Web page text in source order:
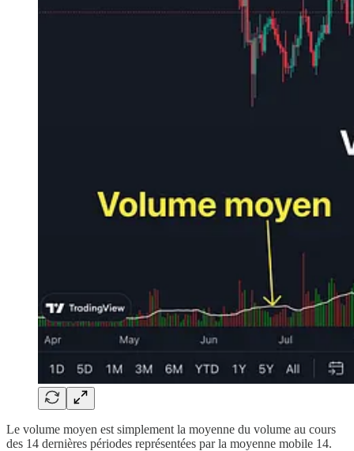
Le volume moyen est simplement la moyenne du volume au cours
des 14 dernières périodes représentées par la moyenne mobile 14.